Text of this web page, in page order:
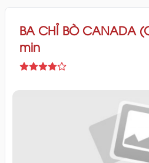
BA CHỈ BÒ CANADA
min